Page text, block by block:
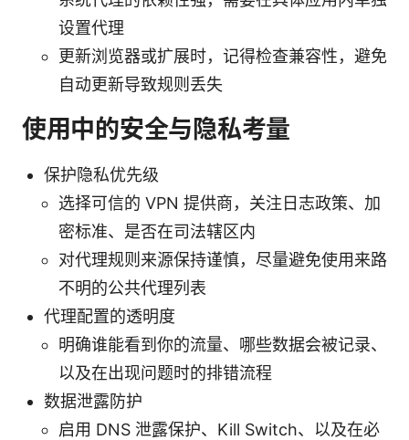
设置代理
更新浏览器或扩展时，记得检查兼容性，避免
自动更新导致规则丢失
使用中的安全与隐私考量
保护隐私优先级
选择可信的 VPN 提供商，关注日志政策、加
密标准、是否在司法辖区内
对代理规则来源保持谨慎，尽量避免使用来路
不明的公共代理列表
代理配置的透明度
明确谁能看到你的流量、哪些数据会被记录、
以及在出现问题时的排错流程
数据泄露防护
启用 DNS 泄露保护、Kill Switch、以及在必